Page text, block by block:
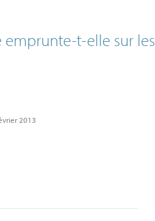
emprunte-t-elle sur les
2013